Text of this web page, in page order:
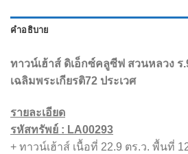
คำอธิบาย
ทาวน์เฮ้าส์ ดิเอ็กซ์คลูซีฟ สวนหลวง ร
เฉลิมพระเกียรติ72 ประเวศ
รายละเอียด
รหัสทรัพย์ : LA00293
+ ทาวน์เฮ้าส์ เนื้อที่ 22.9 ตร.ว. พื้นที่